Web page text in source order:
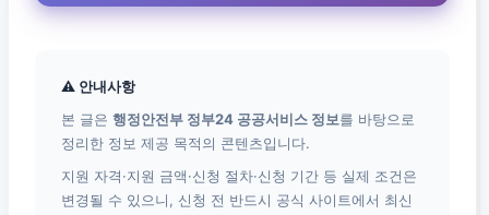
⚠ 안내사항
본 글은 행정안전부 정부24 공공서비스 정보를 바탕으로
정리한 정보 제공 목적의 콘텐츠입니다.
지원 자격·지원 금액·신청 절차·신청 기간 등 실제 조건은
변경될 수 있으니, 신청 전 반드시 공식 사이트에서 최신